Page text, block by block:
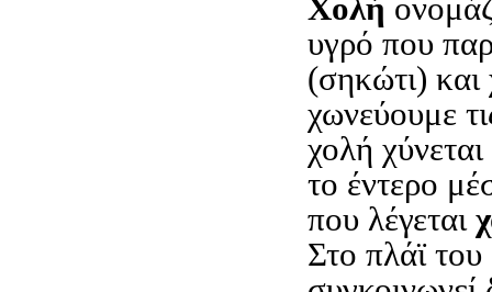
Χολή
υγρό που
(σηκώτι) και
χωνεύουμε
χολή
το έντερο
που λέγεται
Στο πλάϊ